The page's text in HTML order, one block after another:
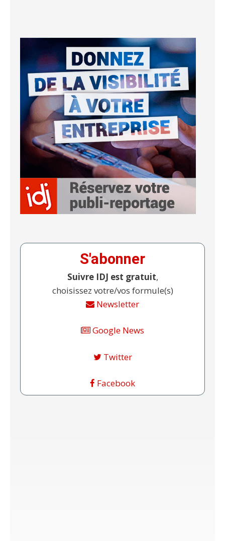
S'abonner
Suivre IDJ est gratuit,
choisissez votre/vos formule(s)
Newsletter
Google News
Twitter
Facebook